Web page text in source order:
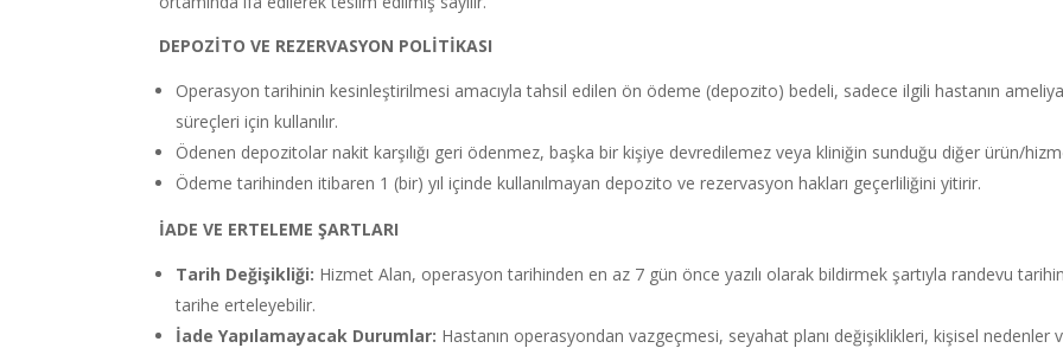
DEPOZİTO VE REZERVASYON POLİTİKASI
Operasyon tarihinin kesinleştirilmesi amacıyla tahsil edilen ön ödeme (depozito) bedeli, sadece ilgili hastanın
süreçleri için kullanılır.
Ödenen depozitolar nakit karşılığı geri ödenmez, başka bir kişiye devredilemez veya kliniğin sunduğu diğer ürün/
Ödeme tarihinden itibaren 1 (bir) yıl içinde kullanılmayan depozito ve rezervasyon hakları geçerliliğini yitirir.
İADE VE ERTELEME ŞARTLARI
Tarih Değişikliği: Hizmet Alan, operasyon tarihinden en az 7 gün önce yazılı olarak bildirmek şartıyla randevu
tarihe erteleyebilir.
İade Yapılamayacak Durumlar: Hastanın operasyondan vazgeçmesi, seyahat planı değişiklikleri, kişisel